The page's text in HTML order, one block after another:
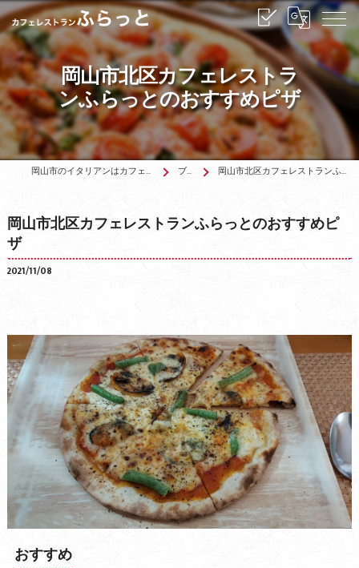
岡山市北区カフェレストラ
ンふらっとのおすすめピザ
岡山市のイタリアンはカフェレストランふらっと ブログ 岡山市北区カフェレストランふらっとのおすすめピザ
岡山市北区カフェレストランふらっとのおすすめピ
ザ
2021/11/08
おすすめ